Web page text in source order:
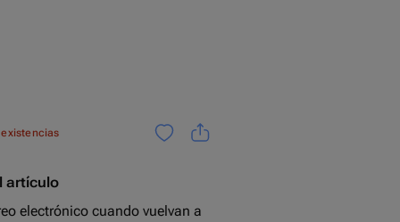
artículo
electrónico cuando vuelvan a